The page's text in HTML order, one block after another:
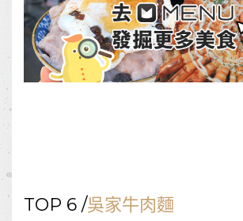
TOP 6 /吳家牛肉麵